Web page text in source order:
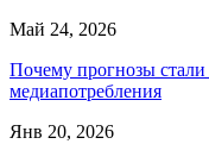
Май 24, 2026
Почему прогнозы
медиапотребления
Янв 20, 2026